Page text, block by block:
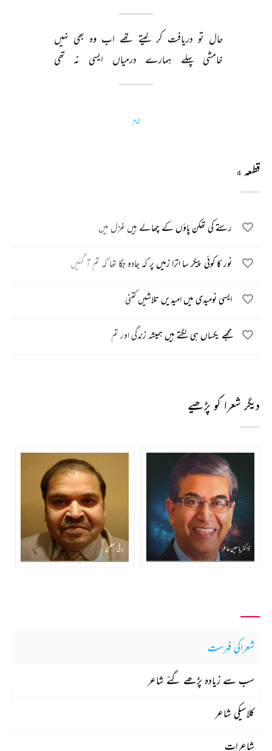
حال تو دریافت کر لیتے تھے اب وہ بھی نہیں
خامشی
پہلے ہمارے درمیاں ایسی نہ تھی
تمام
قطعہ 4
رستے کی تھکن پاؤں کے چھالے ہیں غزل میں
نور کا کوئی پیکر سا اترا زمیں پر کہ جادو جگا تھا کہ تم آ گئیں
ایسی نومیدی میں امیدیں تلاشیں کتنی
مجھے یکساں ہی لگتے ہیں ہمیشہ زندگی اور تم
دیگر شعرا کو پڑھیے
ڈاکٹر یاسین عاطر برقی اعظمی
شعراکی فہرست
سب سے زیادہ پڑھے گئے شاعر
کلاسیکی شاعر
شاعرات